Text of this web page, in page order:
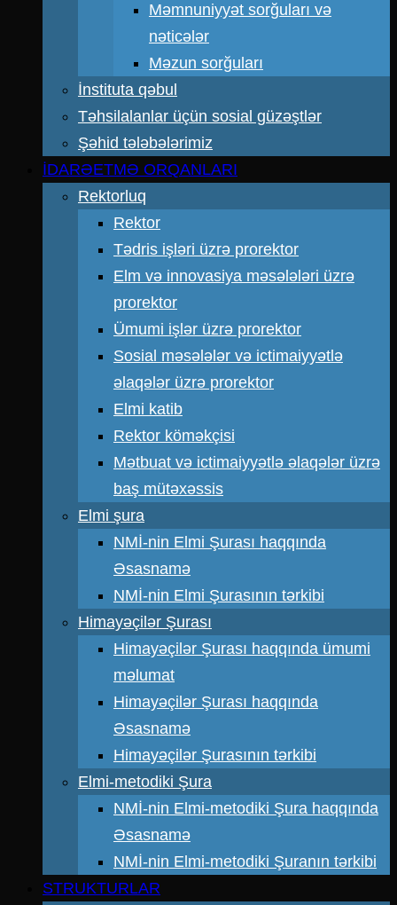
Məmnuniyyət sorğuları və
nəticələr
Məzun sorğuları
İnstituta qəbul
Təhsilalanlar üçün sosial güzəştlər
Şəhid tələbələrimiz
İDARƏETMƏ ORQANLARI
Rektorluq
Rektor
Tədris işləri üzrə prorektor
Elm və innovasiya məsələləri üzrə
prorektor
Ümumi işlər üzrə prorektor
Sosial məsələlər və ictimaiyyətlə
əlaqələr üzrə prorektor
Elmi katib
Rektor köməkçisi
Mətbuat və ictimaiyyətlə əlaqələr üzrə
baş mütəxəssis
Elmi şura
NMİ-nin Elmi Şurası haqqında
Əsasnamə
NMİ-nin Elmi Şurasının tərkibi
Himayəçilər Şurası
Himayəçilər Şurası haqqında ümumi
məlumat
Himayəçilər Şurası haqqında
Əsasnamə
Himayəçilər Şurasının tərkibi
Elmi-metodiki Şura
NMİ-nin Elmi-metodiki Şura haqqında
Əsasnamə
NMİ-nin Elmi-metodiki Şuranın tərkibi
STRUKTURLAR